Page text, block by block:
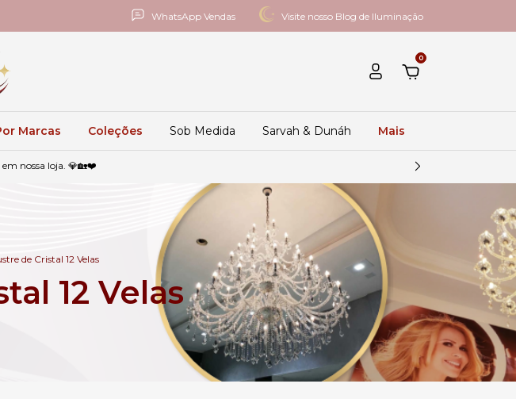
WhatsApp Vendas Visite nosso Blog de Iluminação
0
Marcas Coleções Sob Medida Sarvah & Dunáh Mais
nossa loja. 💎🏡❤️
de Cristal 12 Velas
12 Velas